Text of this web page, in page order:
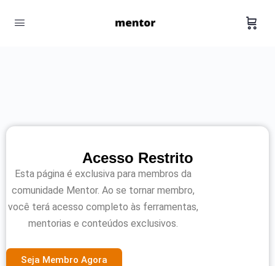
Acesso Restrito
Esta página é exclusiva para membros da
comunidade Mentor. Ao se tornar membro,
você terá acesso completo às ferramentas,
mentorias e conteúdos exclusivos.
Seja Membro Agora